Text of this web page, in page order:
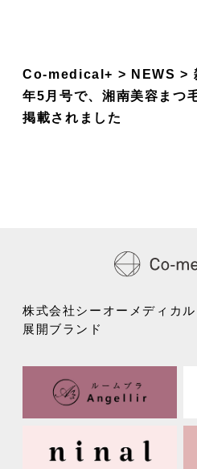
Co-medical+ NEWS
年5月号で、湘南美容まつ
掲載されました
株式会社シーオーメディカル
展開ブランド